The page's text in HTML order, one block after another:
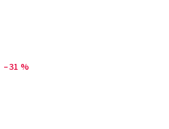
–31 %